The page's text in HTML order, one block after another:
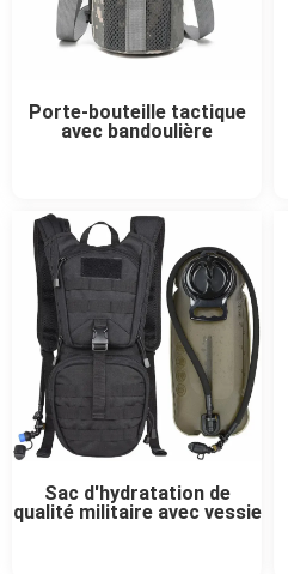
Porte-bouteille tactique
avec bandoulière
Sac d'hydratation de
qualité militaire avec vessie